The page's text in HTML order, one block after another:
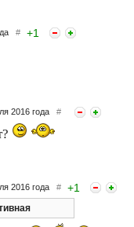
# +1
2016 года #
2016 года # +1